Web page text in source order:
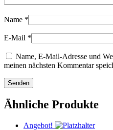
Name *
E-Mail *
Name, E-Mail-Adresse und
meinen nächsten Kommentar
Ähnliche Produkte
Angebot!